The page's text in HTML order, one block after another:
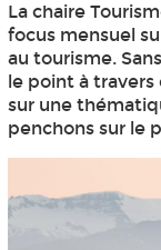
La chaire
focus mensuel
au tourisme.
le point à
sur une
penchons sur le